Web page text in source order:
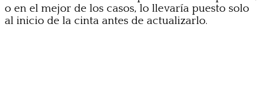
o en el mejor de los casos, lo llevaría puesto solo
al inicio de la cinta antes de actualizarlo.